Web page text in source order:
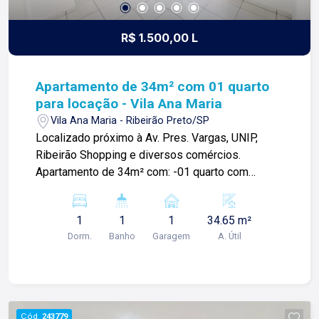
R$ 1.500,00 L
Apartamento de 34m² com 01 quarto
para locação - Vila Ana Maria
Vila Ana Maria - Ribeirão Preto/SP
Localizado próximo à Av. Pres. Vargas, UNIP,
Ribeirão Shopping e diversos comércios.
Apartamento de 34m² com: -01 quarto com
com gabinete e box blindex; -Cozinha planejada;
-Área de serviços; -01 vaga de garagem; Para
mais informações e agendar visita, entre em
os dias construímos laços fortes e indeléveis
1
Dorm.
1
Banho
1
Garagem
34.65 m²
A. Útil
Cód. 243779